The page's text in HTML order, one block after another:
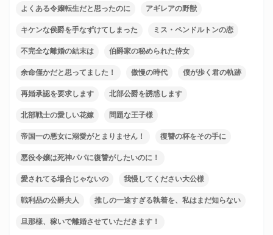
よくある令嬢転生だと思ったのに アギレアの野獣
キケンな侯爵を手なずけてしまった ミス・ペンドルトンの恋
不完全な離婚の結末は 伯爵家の秘められた侍女
余命僅かだと思ってました！ 傲慢の時代 僕が歩く君の軌跡
再婚承認を要求します 北部公爵を誘惑します
北部戦士の愛しい花嫁 問題な王子様
帝国一の悪女に溺愛がとまりません！ 復讐の杯をその手に
悪役令嬢は死神パパに復讐がしたいのに！
愛されてる場合じゃないの 我慢してください大公様
戦利品の公爵夫人 推しの一途すぎる執着を、私はまだ知らない
旦那様、稼いで離婚させていただきます！